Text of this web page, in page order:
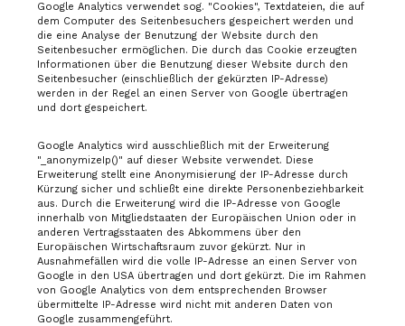
Google Analytics verwendet sog. "Cookies", Textdateien, die auf
dem Computer des Seitenbesuchers gespeichert werden und
die eine Analyse der Benutzung der Website durch den
Seitenbesucher ermöglichen. Die durch das Cookie erzeugten
Informationen über die Benutzung dieser Website durch den
Seitenbesucher (einschließlich der gekürzten IP-Adresse)
werden in der Regel an einen Server von Google übertragen
und dort gespeichert.
Google Analytics wird ausschließlich mit der Erweiterung
"_anonymizeIp()" auf dieser Website verwendet. Diese
Erweiterung stellt eine Anonymisierung der IP-Adresse durch
Kürzung sicher und schließt eine direkte Personenbeziehbarkeit
aus. Durch die Erweiterung wird die IP-Adresse von Google
innerhalb von Mitgliedstaaten der Europäischen Union oder in
anderen Vertragsstaaten des Abkommens über den
Europäischen Wirtschaftsraum zuvor gekürzt. Nur in
Ausnahmefällen wird die volle IP-Adresse an einen Server von
Google in den USA übertragen und dort gekürzt. Die im Rahmen
von Google Analytics von dem entsprechenden Browser
übermittelte IP-Adresse wird nicht mit anderen Daten von
Google zusammengeführt.